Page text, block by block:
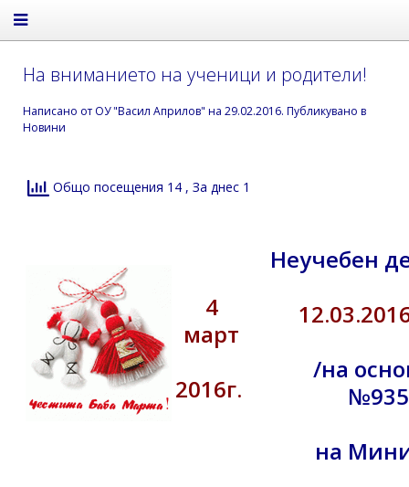
На вниманието на ученици и родители!
Написано от ОУ "Васил Априлов" на 29.02.2016. Публикувано в
Новини
Общо посещения 14 , За днес 1
4
март
2016г.
Неучебен
/на
на